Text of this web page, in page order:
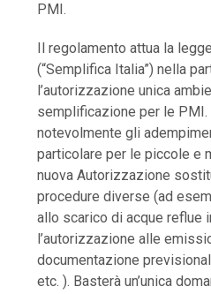
PMI.
Il regolamento attua la
(“Semplifica Italia”) nella
l’autorizzazione unica
semplificazione per le PMI.
notevolmente gli
particolare per le piccole e
nuova Autorizzazione
procedure diverse (ad
allo scarico di acque reflue
l’autorizzazione alle
documentazione
etc. ). Basterà un’unica